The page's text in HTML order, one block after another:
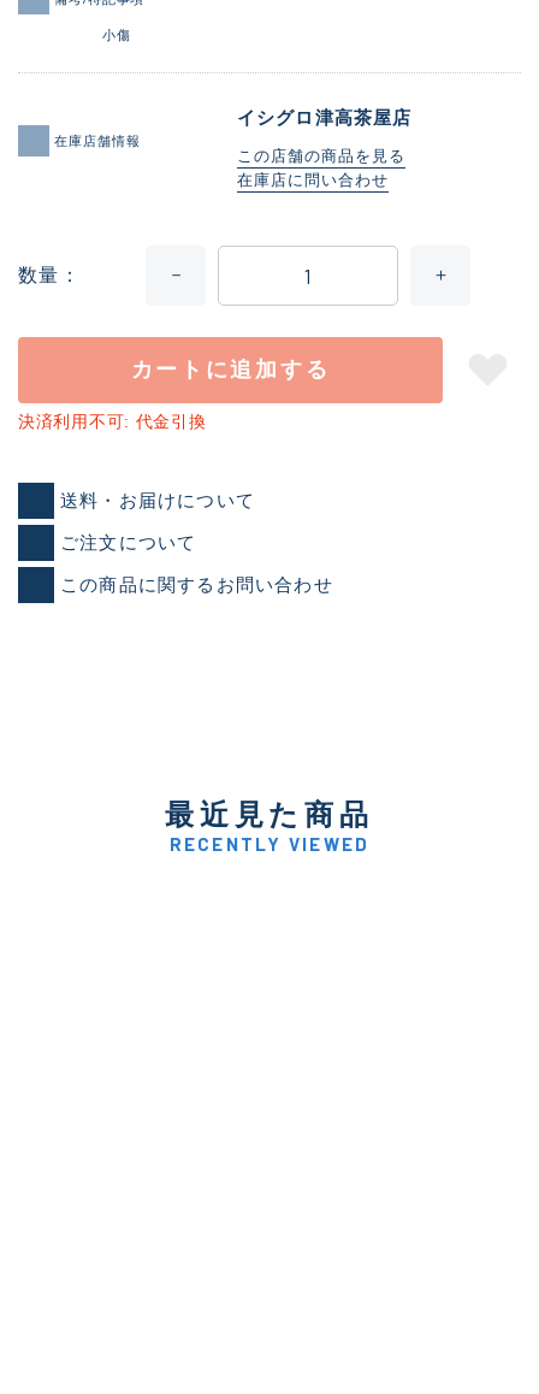
小傷
在庫店舗情報
イシグロ津高茶屋店
この店舗の商品を見る
在庫店に問い合わせ
数量
カートに追加する
決済利用不可: 代金引換
送料・お届けについて
ご注文について
この商品に関するお問い合わせ
最近見た商品
RECENTLY VIEWED